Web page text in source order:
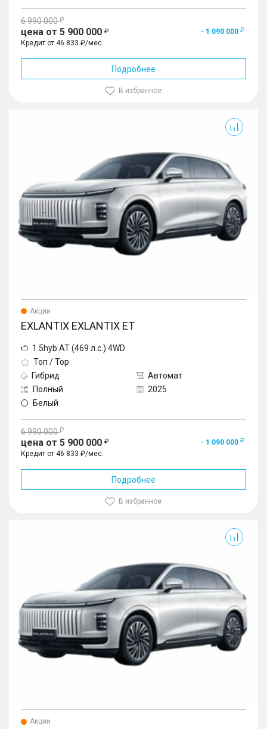
6 990 000
цена от 5 900 000
- 1 090 000
Кредит от 46 833 ₽/мес.
Подробнее
В избранное
Акции
EXLANTIX EXLANTIX ET
1.5hyb AT (469 л.с.) 4WD
Топ / Top
Гибрид
Автомат
Полный
2025
Белый
6 990 000
цена от 5 900 000
- 1 090 000
Кредит от 46 833 ₽/мес.
Подробнее
В избранное
Акции